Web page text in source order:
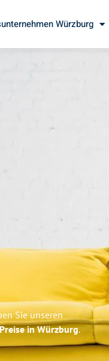
Würzburg
Sie unseren
in Würzburg.